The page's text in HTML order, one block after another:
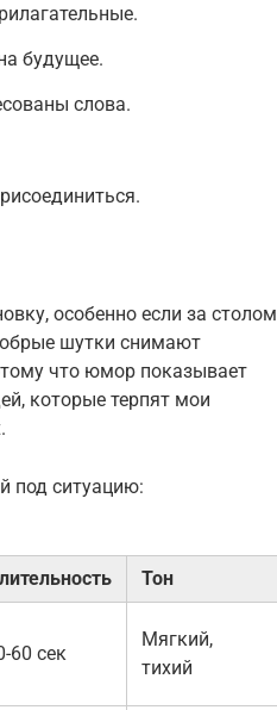
будущее.
слова.
особенно если за столом
шутки снимают
что юмор показывает
которые терпят мои
под ситуацию:
Тон
60 сек
Мягкий,
тихий